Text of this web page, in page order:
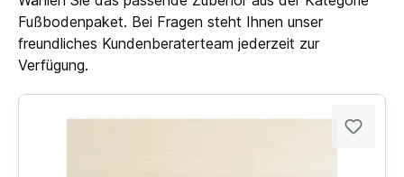
Fußbodenpaket. Bei Fragen steht Ihnen unser
freundliches Kundenberaterteam jederzeit zur
Verfügung.